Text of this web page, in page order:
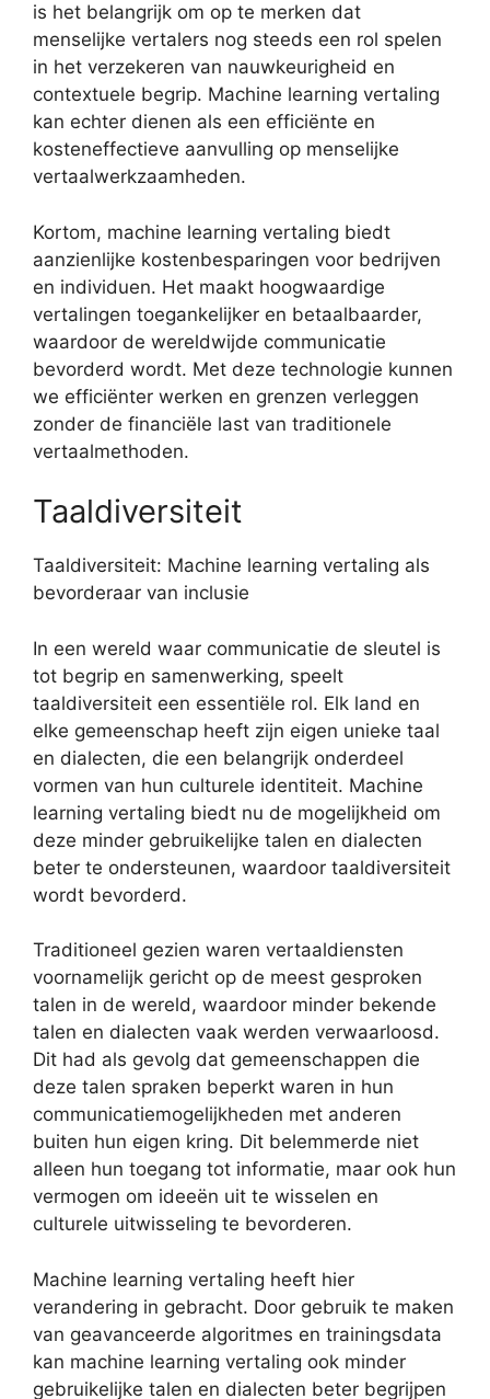
is het belangrijk om op te merken dat
menselijke vertalers nog steeds een rol spelen
in het verzekeren van nauwkeurigheid en
contextuele begrip. Machine learning vertaling
kan echter dienen als een efficiënte en
kosteneffectieve aanvulling op menselijke
vertaalwerkzaamheden.
Kortom, machine learning vertaling biedt
aanzienlijke kostenbesparingen voor bedrijven
en individuen. Het maakt hoogwaardige
vertalingen toegankelijker en betaalbaarder,
waardoor de wereldwijde communicatie
bevorderd wordt. Met deze technologie kunnen
we efficiënter werken en grenzen verleggen
zonder de financiële last van traditionele
vertaalmethoden.
Taaldiversiteit
Taaldiversiteit: Machine learning vertaling als
bevorderaar van inclusie
In een wereld waar communicatie de sleutel is
tot begrip en samenwerking, speelt
taaldiversiteit een essentiële rol. Elk land en
elke gemeenschap heeft zijn eigen unieke taal
en dialecten, die een belangrijk onderdeel
vormen van hun culturele identiteit. Machine
learning vertaling biedt nu de mogelijkheid om
deze minder gebruikelijke talen en dialecten
beter te ondersteunen, waardoor taaldiversiteit
wordt bevorderd.
Traditioneel gezien waren vertaaldiensten
voornamelijk gericht op de meest gesproken
talen in de wereld, waardoor minder bekende
talen en dialecten vaak werden verwaarloosd.
Dit had als gevolg dat gemeenschappen die
deze talen spraken beperkt waren in hun
communicatiemogelijkheden met anderen
buiten hun eigen kring. Dit belemmerde niet
alleen hun toegang tot informatie, maar ook hun
vermogen om ideeën uit te wisselen en
culturele uitwisseling te bevorderen.
Machine learning vertaling heeft hier
verandering in gebracht. Door gebruik te maken
van geavanceerde algoritmes en trainingsdata
kan machine learning vertaling ook minder
gebruikelijke talen en dialecten beter begrijpen